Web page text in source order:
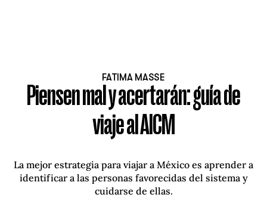
FATIMA MASSE
Piensen mal y acertarán: guía de
viaje al AICM
La mejor estrategia para viajar a México es aprender a
identificar a las personas favorecidas del sistema y
cuidarse de ellas.